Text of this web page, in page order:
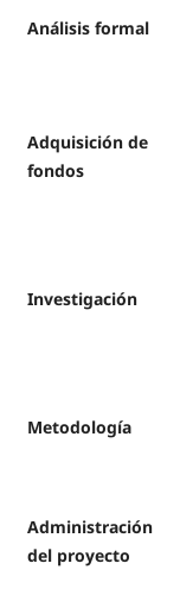
Análisis formal
Adquisición de
fondos
Investigación
Metodología
Administración
del proyecto